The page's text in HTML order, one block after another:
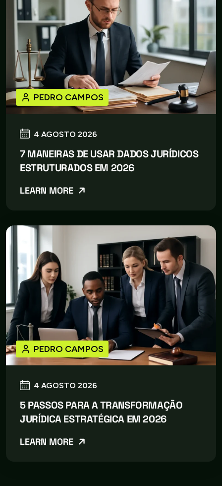
4 AGOSTO 2026
PEDRO CAMPOS
7 MANEIRAS DE USAR DADOS JURÍDICOS
ESTRUTURADOS EM 2026
LEARN MORE
4 AGOSTO 2026
PEDRO CAMPOS
5 PASSOS PARA A TRANSFORMAÇÃO
JURÍDICA ESTRATÉGICA EM 2026
LEARN MORE